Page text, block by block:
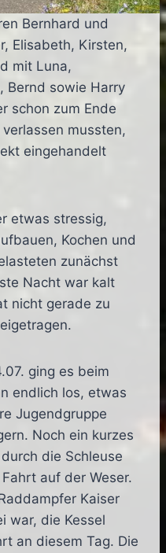
Bernhard und
Elisabeth, Kirsten,
mit Luna,
Bernd sowie Harry
schon zum Ende
mussten,
eingehandelt
etwas stressig,
Kochen und
zunächst
Nacht war kalt
nicht gerade zu
ging es beim
endlich los, etwas
Jugendgruppe
Noch ein kurzes
die Schleuse
auf der Weser.
Kaiser
war, die Kessel
an diesem Tag. Die